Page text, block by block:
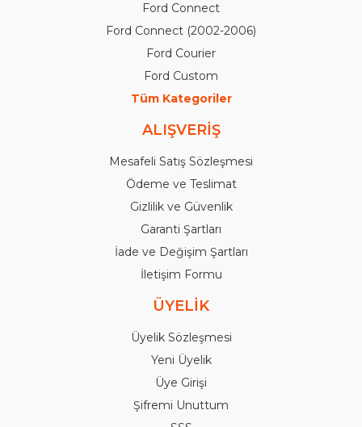
Ford Connect
Ford Connect (2002-2006)
Ford Courier
Ford Custom
Tüm Kategoriler
ALIŞVERİŞ
Mesafeli Satış Sözleşmesi
Ödeme ve Teslimat
Gizlilik ve Güvenlik
Garanti Şartları
İade ve Değişim Şartları
İletişim Formu
ÜYELİK
Üyelik Sözleşmesi
Yeni Üyelik
Üye Girişi
Şifremi Unuttum